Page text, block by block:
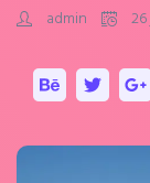
admin